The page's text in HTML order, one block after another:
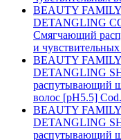
BEAUTY
DETANGLING
Смягчающий
и
BEAUTY
DETANGLING
распутывающий
волос [pH5.5]
BEAUTY
DETANGLING
распутывающий